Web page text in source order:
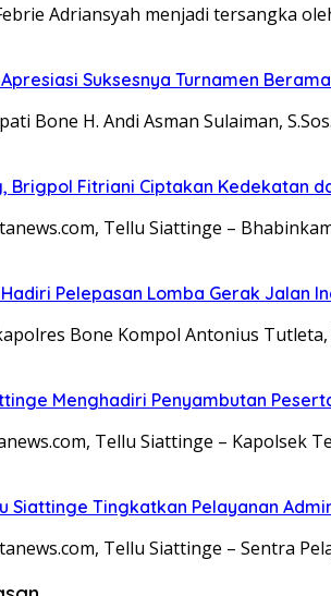
Adriansyah menjadi tersangka
Suksesnya Turnamen
Bone H. Andi Asman Sulaiman,
Brigpol Fitriani Ciptakan Kedekatan
Tellu Siattinge –
Pelepasan Lomba Gerak Jalan
Bone Kompol Antonius
Menghadiri Penyambutan
Tellu Siattinge – Kapolsek
Siattinge Tingkatkan Pelayanan
Tellu Siattinge – Sentra